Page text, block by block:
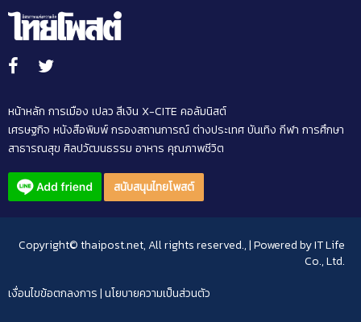
หน้าหลัก การเมือง เปลว สีเงิน X-CITE คอลัมนิสต์
เศรษฐกิจ หนังสือพิมพ์กรองสถานการณ์ต่างประเทศบันเทิง กีฬา การศึกษา
สาธารณสุข ศิลปวัฒนธรรม อาหาร คุณภาพชีวิต
สนับสนุนไทยโพสต์
Copyright© thaipost.net, All rights reserved., | Powered byIT Life
Co., Ltd.
เงื่อนไขข้อตกลงการ|นโยบายความเป็นส่วนตัว